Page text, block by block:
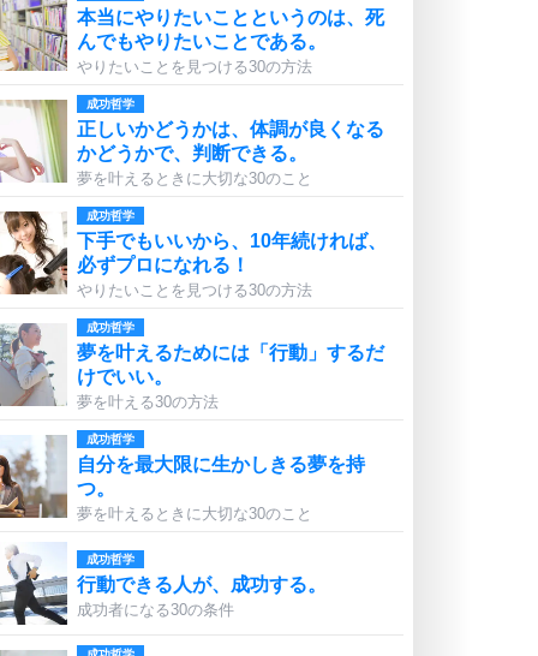
本当にやりたいことというのは、死
んでもやりたいことである。
やりたいことを見つける30の方法
成功哲学
正しいかどうかは、体調が良くなる
かどうかで、判断できる。
夢を叶えるときに大切な30のこと
成功哲学
下手でもいいから、10年続ければ、
必ずプロになれる！
やりたいことを見つける30の方法
成功哲学
夢を叶えるためには「行動」するだ
けでいい。
夢を叶える30の方法
成功哲学
自分を最大限に生かしきる夢を持
つ。
夢を叶えるときに大切な30のこと
成功哲学
行動できる人が、成功する。
成功者になる30の条件